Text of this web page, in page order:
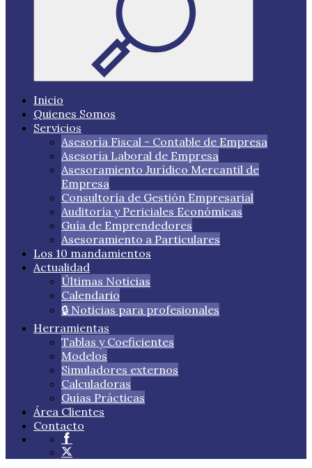
Inicio
Quienes Somos
Servicios
Asesoría Fiscal - Contable de Empresa
Asesoría Laboral de Empresa
Asesoramiento Jurídico Mercantil de
Empresa
Consultoría de Gestión Empresarial
Auditoría y Periciales Económicas
Guía de Emprendedores
Asesoramiento a Particulares
Los 10 mandamientos
Actualidad
Últimas Noticias
Calendario
🔒 Noticias para profesionales
Herramientas
Tablas y Coeficientes
Modelos
Simuladores externos
Calculadoras
Guías Prácticas
Área Clientes
Contacto